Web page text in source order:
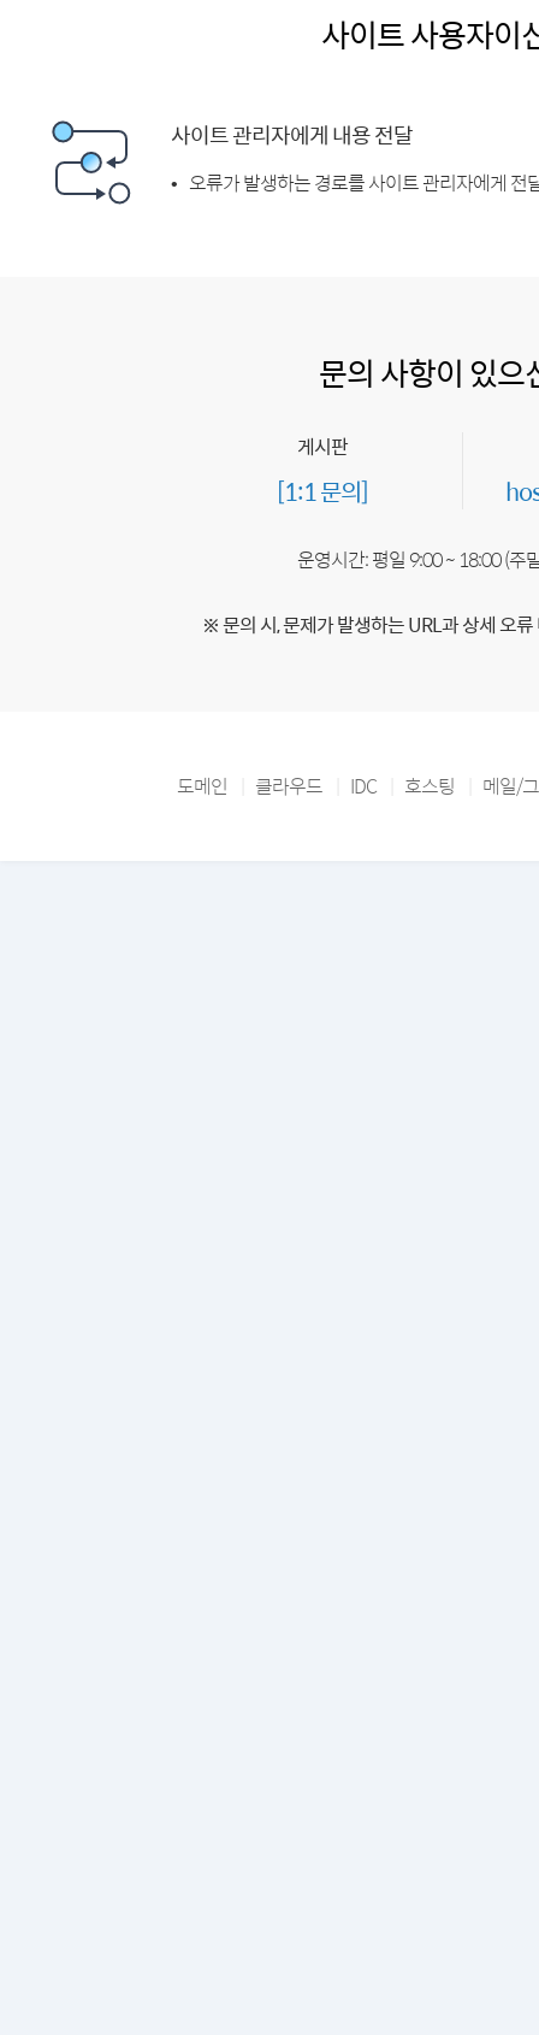
사이트 사용자이
사이트 관리자에게 내용 전달
오류가 발생하는 경로를 사이트 관리자에게 전
문의 사항이 있으
게시판
[1:1 문의]
운영시간: 평일 9:00 ~ 18:00 (주
※ 문의 시, 문제가 발생하는 URL과 상세 오
도메인 클라우드 IDC 호스팅 메일/